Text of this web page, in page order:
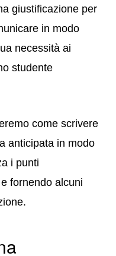
giustificazione per
in modo
necessità ai
studente
come scrivere
anticipata in modo
i punti
fornendo alcuni